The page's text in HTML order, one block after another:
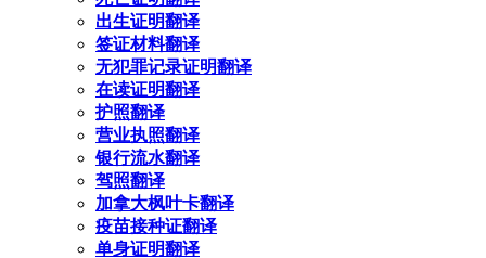
出生证明翻译
签证材料翻译
无犯罪记录证明翻译
在读证明翻译
护照翻译
营业执照翻译
银行流水翻译
驾照翻译
加拿大枫叶卡翻译
疫苗接种证翻译
单身证明翻译